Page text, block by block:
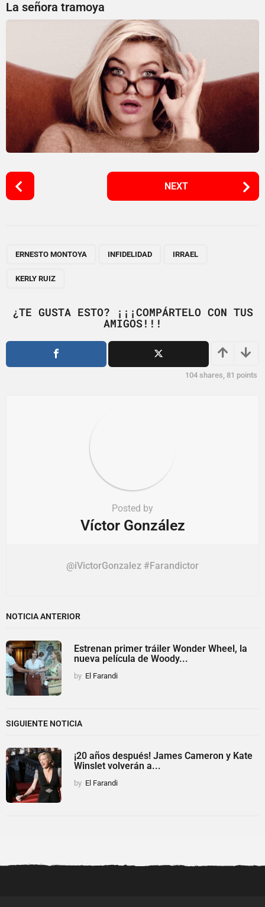
La señora tramoya
P
o
i
o
NEXT
ERNESTO MONTOYA INFIDELIDAD IRRAEL
KERLY RUIZ
¿TE GUSTA ESTO? ¡¡¡COMPÁRTELO CON TUS
AMIGOS!!!
104 shares, 81 points
Posted by
Víctor González
@iVictorGonzalez #Farandictor
NOTICIA ANTERIOR
Estrenan primer tráiler Wonder Wheel, la
nueva película de Woody...
by El Farandi
SIGUIENTE NOTICIA
¡20 años después! James Cameron y Kate
Winslet volverán a...
by El Farandi